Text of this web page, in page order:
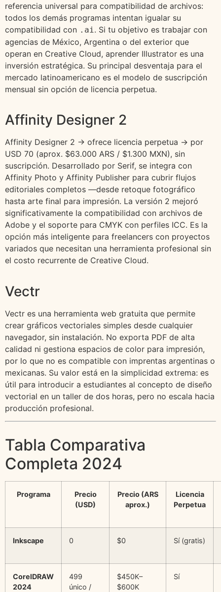
referencia universal para compatibilidad de archivos:
todos los demás programas intentan igualar su
compatibilidad con .ai. Si tu objetivo es trabajar con
agencias de México, Argentina o del exterior que
operan en Creative Cloud, aprender Illustrator es una
inversión estratégica. Su principal desventaja para el
mercado latinoamericano es el modelo de suscripción
mensual sin opción de licencia perpetua.
Affinity Designer 2
Affinity Designer 2 → ofrece licencia perpetua → por
USD 70 (aprox. $63.000 ARS / $1.300 MXN), sin
suscripción. Desarrollado por Serif, se integra con
Affinity Photo y Affinity Publisher para cubrir flujos
editoriales completos —desde retoque fotográfico
hasta arte final para impresión. La versión 2 mejoró
significativamente la compatibilidad con archivos de
Adobe y el soporte para CMYK con perfiles ICC. Es la
opción más inteligente para freelancers con proyectos
variados que necesitan una herramienta profesional sin
el costo recurrente de Creative Cloud.
Vectr
Vectr es una herramienta web gratuita que permite
crear gráficos vectoriales simples desde cualquier
navegador, sin instalación. No exporta PDF de alta
calidad ni gestiona espacios de color para impresión,
por lo que no es compatible con imprentas argentinas o
mexicanas. Su valor está en la simplicidad extrema: es
útil para introducir a estudiantes al concepto de diseño
vectorial en un taller de dos horas, pero no escala hacia
producción profesional.
Tabla Comparativa
Completa 2024
Programa
Precio
(USD)
Precio (ARS
aprox.)
Licencia
Perpetua
Inkscape 0 $0 Sí (gratis)
CorelDRAW
2024
499
único /
$450K–
$600K
Sí